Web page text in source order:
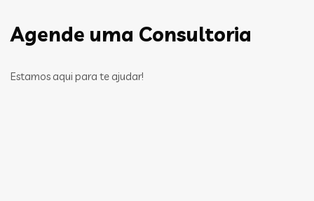
Agende uma Consultoria
Estamos aqui para te ajudar!